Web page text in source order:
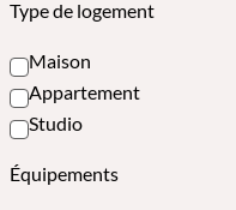
Type de logement
Maison
Appartement
Studio
Équipements